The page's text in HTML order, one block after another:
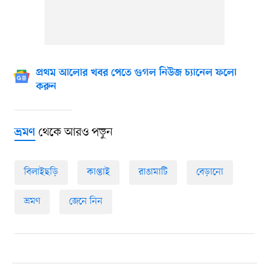
প্রথম আলোর খবর পেতে গুগল নিউজ চ্যানেল ফলো
করুন
ভ্রমণথেকে আরও পড়ুন
বিলাইছড়ি কাপ্তাই রাঙামাটি বেড়ানো
ভ্রমণ জেনে নিন